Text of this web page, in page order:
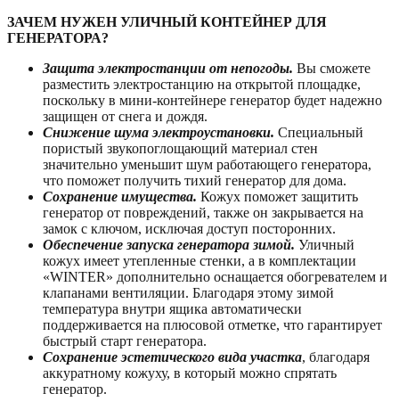
ЗАЧЕМ НУЖЕН УЛИЧНЫЙ КОНТЕЙНЕР ДЛЯ
ГЕНЕРАТОРА?
Защита электростанции от непогоды. Вы сможете
разместить электростанцию на открытой площадке,
поскольку в мини-контейнере генератор будет надежно
защищен от снега и дождя.
Снижение шума электроустановки. Специальный
пористый звукопоглощающий материал стен
значительно уменьшит шум работающего генератора,
что поможет получить тихий генератор для дома.
Сохранение имущества. Кожух поможет защитить
генератор от повреждений, также он закрывается на
замок с ключом, исключая доступ посторонних.
Обеспечение запуска генератора зимой. Уличный
кожух имеет утепленные стенки, a в комплектации
«WINTER» дополнительно оснащается обогревателем и
клапанами вентиляции. Благодаря этому зимой
температура внутри ящика автоматически
поддерживается на плюсовой отметке, что гарантирует
быстрый старт генератора.
Сохранение эстетического вида участка, благодаря
аккуратному кожуху, в который можно спрятать
генератор.